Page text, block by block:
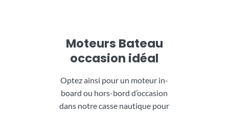
Moteurs Bateau
occasion idéal
Optez ainsi pour un moteur in-
board ou hors-bord d’occasion
dans notre casse nautique pour